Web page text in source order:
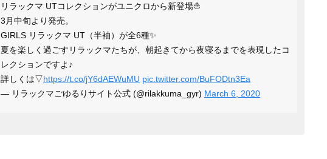
リラックマ UTコレクションがユニクロから新登場⛵️
3月中旬より発売。
GIRLS リラックマ UT（半袖）が全6種✨
夏を楽しく過ごすリラックマたちが、朝起きてから夜寝るまでを表現したコ
レクションですよ♪
詳しくは▽https://t.co/jY6dAEWuMU pic.twitter.com/BuFODtn3Ea
— リラックマごゆるりサイト公式 (@rilakkuma_gyr) March 6, 2020